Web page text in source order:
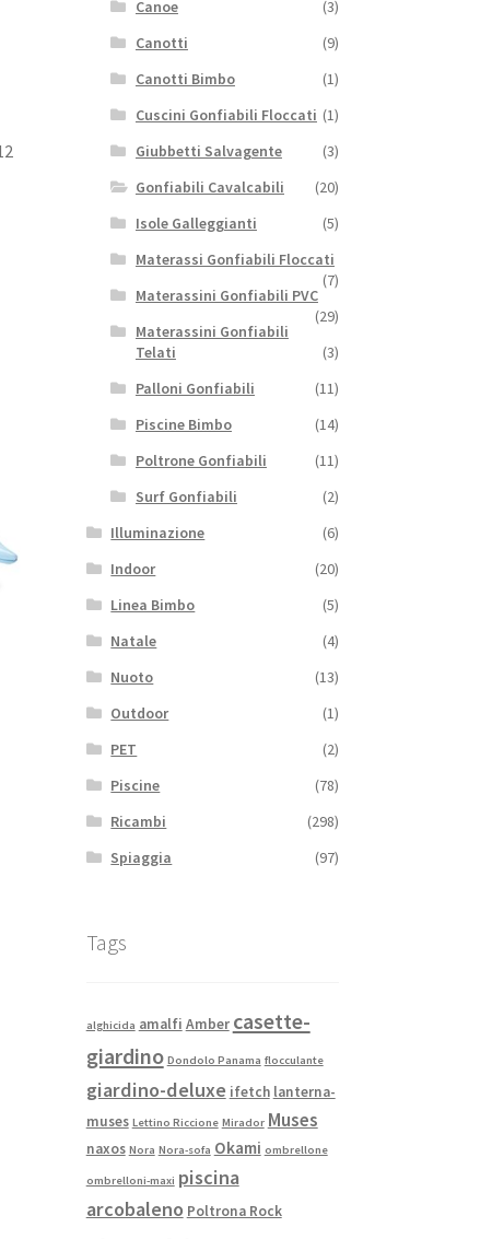
Canoe
(3)
Canotti
(9)
Canotti Bimbo
(1)
Cuscini Gonfiabili Floccati (1)
Giubbetti Salvagente
(3)
Gonfiabili Cavalcabili
(20)
Isole Galleggianti
(5)
Materassi Gonfiabili Floccati
(7)
Materassini Gonfiabili PVC
(29)
Materassini Gonfiabili
Telati
(3)
Palloni Gonfiabili
(11)
Piscine Bimbo
(14)
Poltrone Gonfiabili
(11)
Surf Gonfiabili
(2)
Illuminazione
(6)
Indoor
(20)
Linea Bimbo
(5)
Natale
(4)
Nuoto
(13)
Outdoor
(1)
PET
(2)
Piscine
(78)
Ricambi
(298)
Spiaggia
(97)
Tags
alghicida amalfi Amber casette-
giardino Dondolo Panama flocculante
giardino-deluxe ifetch lanterna-
muses Lettino Riccione Mirador Muses
naxos Nora Nora-sofa Okami ombrellone
ombrelloni-maxi piscina
arcobaleno Poltrona Rock